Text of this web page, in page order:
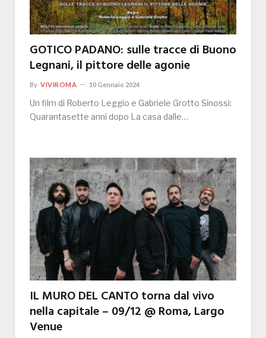
GOTICO PADANO: sulle tracce di Buono
Legnani, il pittore delle agonie
By VIVIROMA 10 Gennaio 2024
Un film di Roberto Leggio e Gabriele Grotto Sinossi:
Quarantasette anni dopo La casa dalle…
IL MURO DEL CANTO torna dal vivo
nella capitale – 09/12 @ Roma, Largo
Venue